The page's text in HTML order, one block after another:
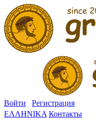
Войти
Регистрация
ΕΛΛΗΝΙΚΑ Контакты